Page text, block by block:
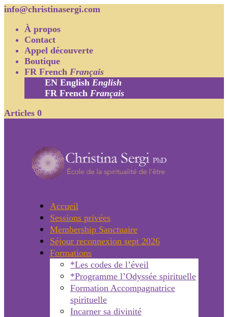
info@christinasergi.com
À propos
Contact
Appel découverte
Boutique
FR French Français
EN English English
FR French Français
Articles 0
Accueil
Sessions privées
Membership Sanctuaire
Séjour reconnexion sept 2026
Formations
*Les codes de l’éveil
*Programme l’Odyssée spirituelle
Formation Accompagnatrice
spirituelle
Incarner sa divinité